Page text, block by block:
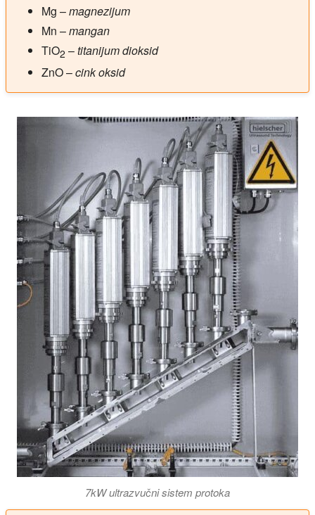
Mg –magnezijum
Mn –mangan
TiO2 –titanijum dioksid
ZnO–cink oksid
7kW ultrazvučni sistem protoka